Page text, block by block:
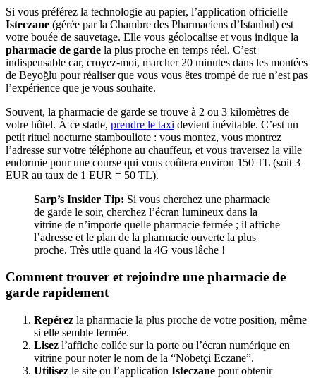
Si vous préférez la technologie au papier, l’application officielle
Isteczane (gérée par la Chambre des Pharmaciens d’Istanbul) est
votre bouée de sauvetage. Elle vous géolocalise et vous indique la
pharmacie de garde la plus proche en temps réel. C’est
indispensable car, croyez-moi, marcher 20 minutes dans les montées
de Beyoğlu pour réaliser que vous vous êtes trompé de rue n’est pas
l’expérience que je vous souhaite.
Souvent, la pharmacie de garde se trouve à 2 ou 3 kilomètres de
votre hôtel. À ce stade, prendre le taxi devient inévitable. C’est un
petit rituel nocturne stambouliote : vous montez, vous montrez
l’adresse sur votre téléphone au chauffeur, et vous traversez la ville
endormie pour une course qui vous coûtera environ 150 TL (soit 3
EUR au taux de 1 EUR = 50 TL).
Sarp’s Insider Tip: Si vous cherchez une pharmacie
de garde le soir, cherchez l’écran lumineux dans la
vitrine de n’importe quelle pharmacie fermée ; il affiche
l’adresse et le plan de la pharmacie ouverte la plus
proche. Très utile quand la 4G vous lâche !
Comment trouver et rejoindre une pharmacie de
garde rapidement
Repérez la pharmacie la plus proche de votre position, même
si elle semble fermée.
Lisez l’affiche collée sur la porte ou l’écran numérique en
vitrine pour noter le nom de la “Nöbetçi Eczane”.
Utilisez le site ou l’application Isteczane pour obtenir